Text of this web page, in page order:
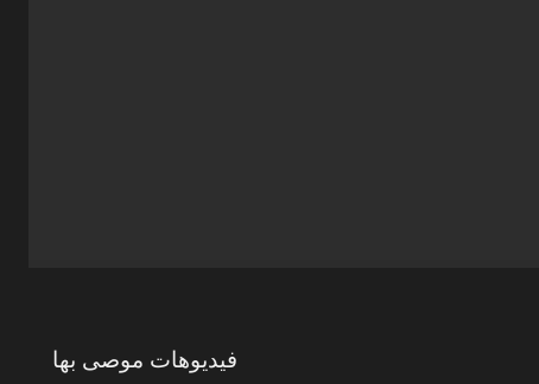
فيديوهات موصى بها